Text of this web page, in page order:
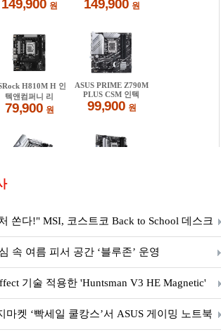
쏜다!" MSI, 코스트코 Back to School 데스크
속 여름 피서 공간 ‘블루존’ 운영
기술 적용한 'Huntsman V3 HE Magnetic'
마켓 ‘빡세일 쿨캉스’서 ASUS 게이밍 노트북